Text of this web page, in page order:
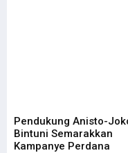
Pendukung Anisto-
Bintuni Semarakkan
Kampanye Perdana